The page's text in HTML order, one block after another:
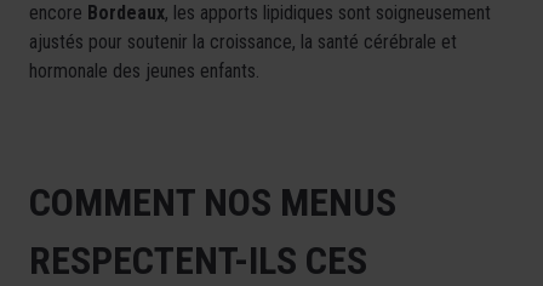
encore Bordeaux, les apports lipidiques sont soigneusement
ajustés pour soutenir la croissance, la santé cérébrale et
hormonale des jeunes enfants.
COMMENT NOS MENUS
RESPECTENT-ILS CES